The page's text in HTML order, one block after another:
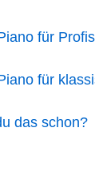
für Profis
für
das schon?